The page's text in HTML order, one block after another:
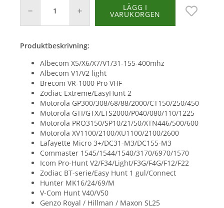
LÄGG I
VARUKORGEN
Produktbeskrivning:
Albecom X5/X6/X7/V1/31-155-400mhz
Albecom V1/V2 light
Brecom VR-1000 Pro VHF
Zodiac Extreme/EasyHunt 2
Motorola GP300/308/68/88/2000/CT150/250/450
Motorola GTI/GTX/LTS2000/P040/080/110/1225
Motorola PRO3150/SP10/21/50/XTN446/500/600
Motorola XV1100/2100/XU1100/2100/2600
Lafayette Micro 3+/DC31-M3/DC155-M3
Commaster 1545/1544/1540/3170/6970/1570
Icom Pro-Hunt V2/F34/Light/F3G/F4G/F12/F22
Zodiac BT-serie/Easy Hunt 1 gul/Connect
Hunter MK16/24/69/M
V-Com Hunt V40/V50
Genzo Royal / Hillman / Maxon SL25